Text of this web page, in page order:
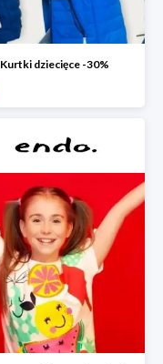
Kurtki dziecięce -30%